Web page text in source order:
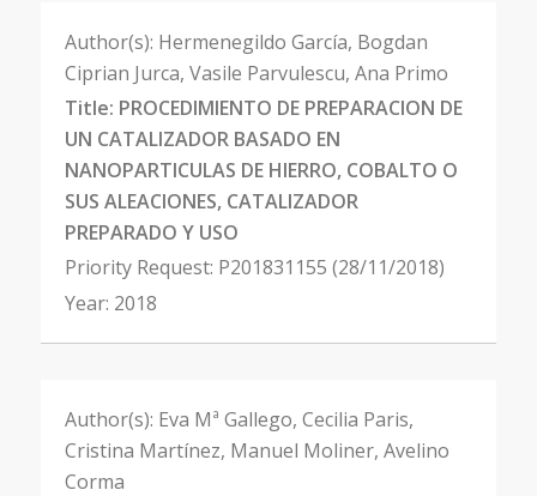
Author(s): Hermenegildo García, Bogdan
Ciprian Jurca, Vasile Parvulescu, Ana Primo
Title: PROCEDIMIENTO DE PREPARACION DE
UN CATALIZADOR BASADO EN
NANOPARTICULAS DE HIERRO, COBALTO O
SUS ALEACIONES, CATALIZADOR
PREPARADO Y USO
Priority Request: P201831155 (28/11/2018)
Year: 2018
Author(s): Eva Mª Gallego, Cecilia Paris,
Cristina Martínez, Manuel Moliner, Avelino
Corma